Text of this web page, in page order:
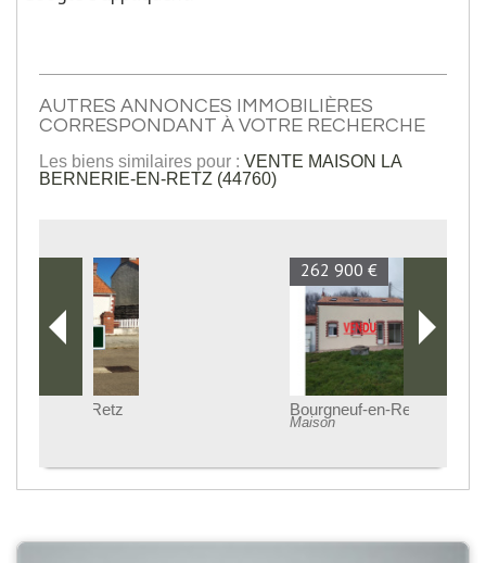
AUTRES ANNONCES IMMOBILIÈRES
CORRESPONDANT À VOTRE RECHERCHE
Les biens similaires pour : VENTE MAISON LA
BERNERIE-EN-RETZ (44760)
Bourgneuf-en-Retz